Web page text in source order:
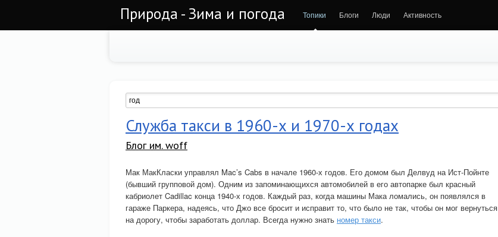
Природа - Зима и погода Топики Блоги Люди Активность
Служба такси в 1960-х и 1970-х годах
Блог им. woff
Мак МакКласки управлял Mac’s Cabs в начале 1960-х годов. Его домом был Делвуд на Ист-Пойнте
(бывший групповой дом). Одним из запоминающихся автомобилей в его автопарке был красный
кабриолет Cadillac конца 1940-х годов. Каждый раз, когда машины Мака ломались, он появлялся в
гараже Паркера, надеясь, что Джо все бросит и исправит то, что было не так, чтобы он мог вернуться
на дорогу, чтобы заработать доллар. Всегда нужно знать номер такси.